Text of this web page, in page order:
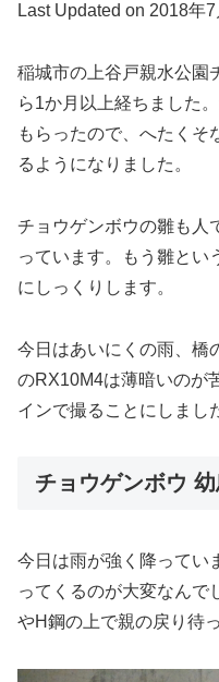
Last Updated on 2018年
稲城市の上谷戸親水公園
ら1か月以上経ちました
もらったので、へたくそ
るようになりました。
チョウゲンボウの雛も人
っています。もう雛とい
にしっくりします。
今日はあいにくの雨、橋
のRX10M4は薄暗いのが
インで撮ることにしまし
チョウゲンボウ
今日は雨が強く降ってい
ってくるのが大変なんで
やH鋼の上で親の戻り待